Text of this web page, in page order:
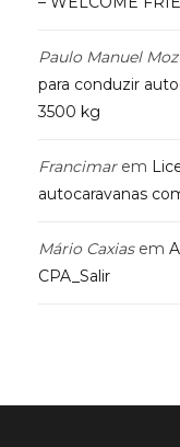
Paulo Manuel
para conduzir
3500 kg
Francimarem
autocaravanas
Mário Caxiasem
CPA_Salir